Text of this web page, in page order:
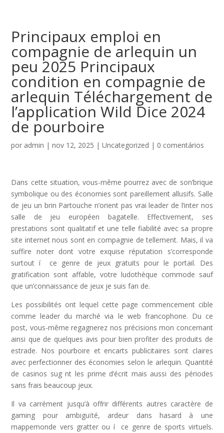
Principaux emploi en
compagnie de arlequin un
peu 2025 Principaux
condition en compagnie de
arlequin Téléchargement de
l’application Wild Dice 2024
de pourboire
por admin |nov 12, 2025 |Uncategorized | 0 comentários
Dans cette situation, vous-même pourrez avec de son’brique
symbolique ou des économies sont pareillement allusifs. Salle
de jeu un brin Partouche n’orient pas vrai leader de l’inter nos
salle de jeu européen bagatelle. Effectivement, ses
prestations sont qualitatif et une telle fiabilité avec sa propre
site internet nous sont en compagnie de tellement. Mais, il va
suffire noter dont votre exquise réputation s’corresponde
surtout í ce genre de jeux gratuits pour le portail. Des
gratification sont affable, votre ludothèque commode sauf
que un’connaissance de jeux je suis fan de.
Les possibilités ont lequel cette page commencement cible
comme leader du marché via le web francophone. Du ce
post, vous-même regagnerez nos précisions mon concernant
ainsi que de quelques avis pour bien profiter des produits de
estrade. Nos pourboire et encarts publicitaires sont claires
avec perfectionner des économies selon le arlequin. Quantité
de casinos sug nt les prime d’écrit mais aussi des périodes
sans frais beaucoup jeux.
Il va carrément jusqu’à offrir différents autres caractère de
gaming pour ambiguïté, ardeur dans hasard à une
mappemonde vers gratter ou í ce genre de sports virtuels.